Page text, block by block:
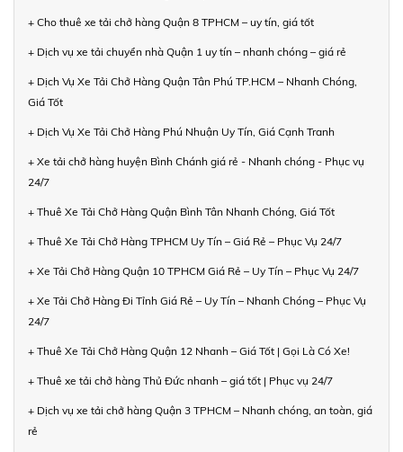
+ Cho thuê xe tải chở hàng Quận 8 TPHCM – uy tín, giá tốt
+ Dịch vụ xe tải chuyển nhà Quận 1 uy tín – nhanh chóng – giá rẻ
+ Dịch Vụ Xe Tải Chở Hàng Quận Tân Phú TP.HCM – Nhanh Chóng,
Giá Tốt
+ Dịch Vụ Xe Tải Chở Hàng Phú Nhuận Uy Tín, Giá Cạnh Tranh
+ Xe tải chở hàng huyện Bình Chánh giá rẻ - Nhanh chóng - Phục vụ
24/7
+ Thuê Xe Tải Chở Hàng Quận Bình Tân Nhanh Chóng, Giá Tốt
+ Thuê Xe Tải Chở Hàng TPHCM Uy Tín – Giá Rẻ – Phục Vụ 24/7
+ Xe Tải Chở Hàng Quận 10 TPHCM Giá Rẻ – Uy Tín – Phục Vụ 24/7
+ Xe Tải Chở Hàng Đi Tỉnh Giá Rẻ – Uy Tín – Nhanh Chóng – Phục Vụ
24/7
+ Thuê Xe Tải Chở Hàng Quận 12 Nhanh – Giá Tốt | Gọi Là Có Xe!
+ Thuê xe tải chở hàng Thủ Đức nhanh – giá tốt | Phục vụ 24/7
+ Dịch vụ xe tải chở hàng Quận 3 TPHCM – Nhanh chóng, an toàn, giá
rẻ